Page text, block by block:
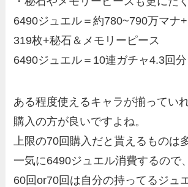
6490ジュエル＝約780~790万マナ
319枚+秘石＆メモリーピース
6490ジュエル＝10連ガチャ4.3回分
ある程度使えるキャラが揃ってい
購入の方が良いですよね。
上限の70回購入だと貰えるものは
一気に6490ジュエル消費するので、
60回or70回は自分の持ってるジュ